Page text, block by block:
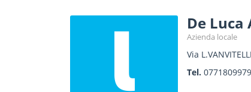
De Luca
Azienda locale
Via
Tel. 0771809979